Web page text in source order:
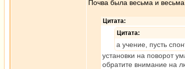
Почва была весьма и
Цитата:
Цитата:
а учение, пусть
установки на поворот
обратите внимание на